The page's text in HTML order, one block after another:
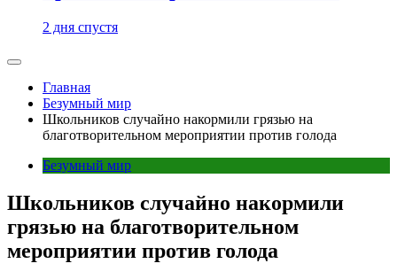
2 дня спустя
Главная
Безумный мир
Школьников случайно накормили грязью на
благотворительном мероприятии против голода
Безумный мир
Школьников случайно накормили
грязью на благотворительном
мероприятии против голода